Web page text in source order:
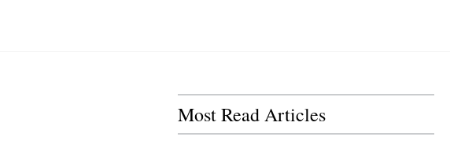
Most Read Articles